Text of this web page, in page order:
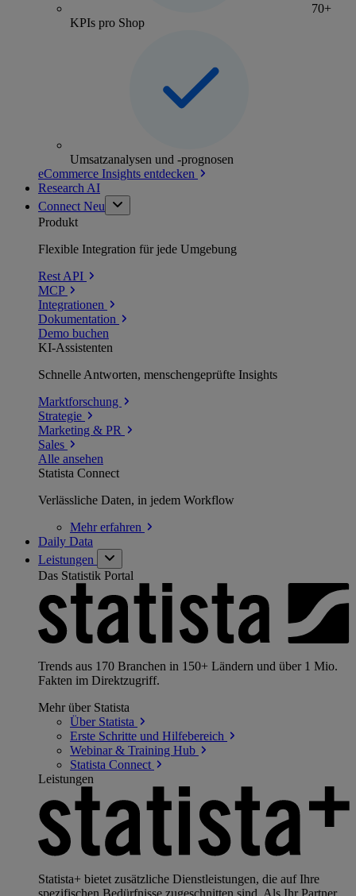
70+
KPIs pro Shop
Umsatzanalysen und -prognosen
eCommerce Insights entdecken
Research AI
Connect Neu
Produkt
Flexible Integration für jede Umgebung
Rest API
MCP
Integrationen
Dokumentation
Demo buchen
KI-Assistenten
Schnelle Antworten, menschengeprüfte Insights
Marktforschung
Strategie
Marketing & PR
Sales
Alle ansehen
Statista Connect
Verlässliche Daten, in jedem Workflow
Mehrerfahren
Daily Data
Leistungen
Das Statistik Portal
Trends aus 170 Branchen in 150+ Ländern und über 1 Mio.
Fakten im Direktzugriff.
Mehr über Statista
Über Statista
Erste Schritte und Hilfebereich
Webinar & Training Hub
Statista Connect
Leistungen
Statista+ bietet zusätzliche Dienstleistungen, die auf Ihre
spezifischen Bedürfnisse zugeschnitten sind. Als Ihr Partner